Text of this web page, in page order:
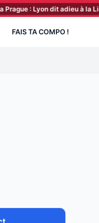
Lyon dit adieu à la Ligue des
FAIS TA COMPO !